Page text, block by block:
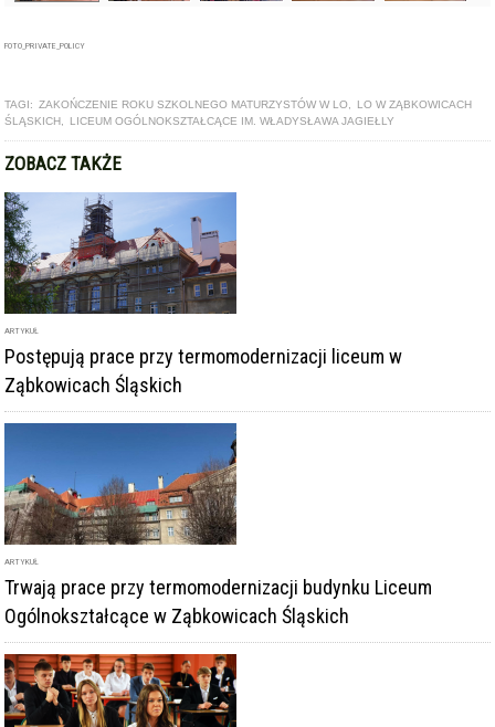
FOTO_PRIVATE_POLICY
TAGI: ZAKOŃCZENIE ROKU SZKOLNEGO MATURZYSTÓW W LO,
LO W ZĄBKOWICACH
ŚLĄSKICH, LICEUM OGÓLNOKSZTAŁCĄCE IM. WŁADYSŁAWA JAGIEŁLY
ZOBACZ TAKŻE
ARTYKUŁ
Postępują prace przy termomodernizacji liceum w
Ząbkowicach Śląskich
ARTYKUŁ
Trwają prace przy termomodernizacji budynku Liceum
Ogólnokształcące w Ząbkowicach Śląskich